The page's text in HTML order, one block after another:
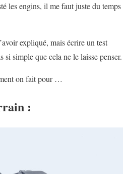
les engins, il me faut juste du temps
expliqué, mais écrire un test
si simple que cela ne le laisse penser.
on fait pour …
: